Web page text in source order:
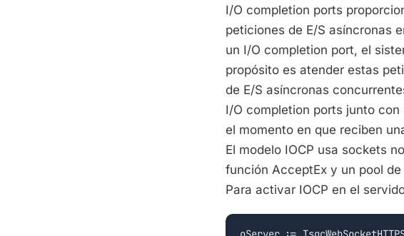
I/O completion ports
peticiones de E/S asíncronas
un I/O completion port, el
propósito es atender estas
de E/S asíncronas
I/O completion ports junto
el momento en que reciben
El modelo IOCP usa sockets
función AcceptEx y un pool
Para activar IOCP en el